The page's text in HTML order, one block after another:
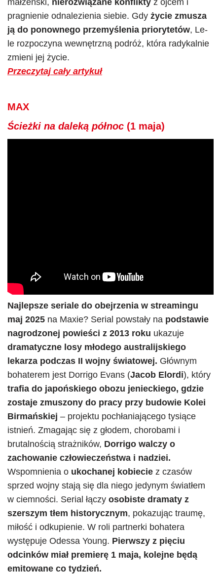
małżeński, nierozwiązane konflikty z ojcem i
pragnienie odnalezienia siebie. Gdy życie zmusza
ją do ponownego przemyślenia priorytetów, Le-
le rozpoczyna wewnętrzną podróż, która radykalnie
zmieni jej życie.
Przeczytaj cały artykuł
MAX
Ścieżki na daleką północ (1 maja)
Najlepsze seriale do obejrzenia w streamingu
maj 2025 na Maxie? Serial powstały na podstawie
nagrodzonej powieści z 2013 roku ukazuje
dramatyczne losy młodego australijskiego
lekarza podczas II wojny światowej. Głównym
bohaterem jest Dorrigo Evans (Jacob Elordi), który
trafia do japońskiego obozu jenieckiego, gdzie
zostaje zmuszony do pracy przy budowie Kolei
Birmańskiej – projektu pochłaniającego tysiące
istnień. Zmagając się z głodem, chorobami i
brutalnością strażników, Dorrigo walczy o
zachowanie człowieczeństwa i nadziei.
Wspomnienia o ukochanej kobiecie z czasów
sprzed wojny stają się dla niego jedynym światłem
w ciemności. Serial łączy osobiste dramaty z
szerszym tłem historycznym, pokazując traumę,
miłość i odkupienie. W roli partnerki bohatera
występuje Odessa Young. Pierwszy z pięciu
odcinków miał premierę 1 maja, kolejne będą
emitowane co tydzień.